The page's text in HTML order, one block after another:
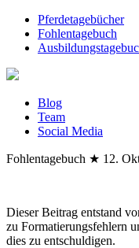
Pferdetagebücher
Fohlentagebuch
Blog
Team
Social Media
Fohlentagebuch ★ 12.
Dieser Beitrag entstand
zu Formatierungsfehlern
dies zu entschuldigen.